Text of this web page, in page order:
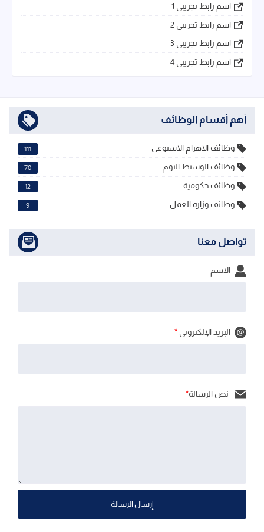
اسم رابط تجريبي 1
اسم رابط تجريبي 2
اسم رابط تجريبي 3
اسم رابط تجريبي 4
أهم أقسام الوظائف
وظائف الاهرام الاسبوعى 111
وظائف الوسيط اليوم 70
وظائف حكومية 12
وظائف وزارة العمل 9
تواصل معنا
الاسم
البريد الإلكتروني *
نص الرسالة*
إرسال الرسالة